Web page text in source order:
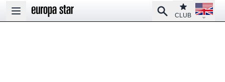
Open main menu
SearchClub
CLUB
Open